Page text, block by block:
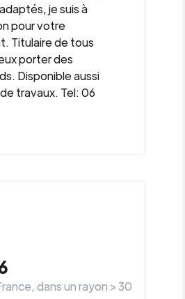
je suis à
pour votre
Titulaire de tous
porter des
Disponible aussi
travaux. Tel: 06
, dans un rayon >30